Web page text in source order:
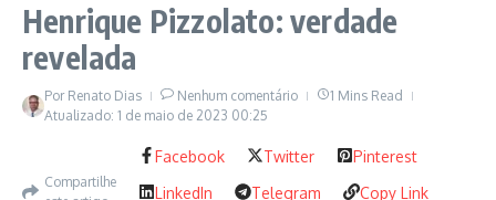
Henrique Pizzolato: verdade
revelada
Por Renato Dias Nenhum comentário
1 Mins Read
Atualizado: 1 de maio de 2023 00:25
Compartilhe
Facebook Twitter
Pinterest
LinkedIn
Telegram
Copy Link